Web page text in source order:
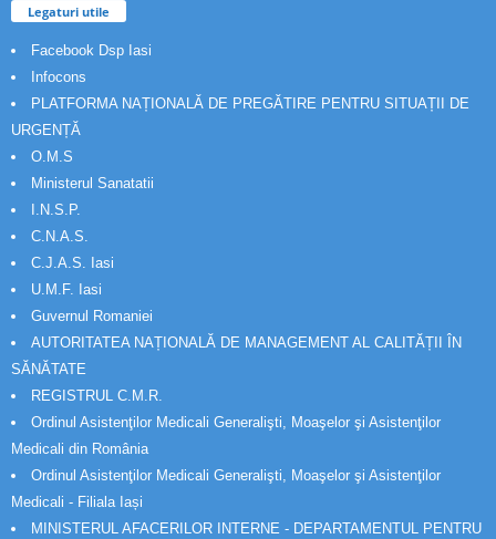
Legaturi utile
Facebook Dsp Iasi
Infocons
PLATFORMA NAȚIONALĂ DE PREGĂTIRE PENTRU SITUAȚII DE
URGENȚĂ
O.M.S
Ministerul Sanatatii
I.N.S.P.
C.N.A.S.
C.J.A.S. Iasi
U.M.F. Iasi
Guvernul Romaniei
AUTORITATEA NAȚIONALĂ DE MANAGEMENT AL CALITĂȚII ÎN
SĂNĂTATE
REGISTRUL C.M.R.
Ordinul Asistenţilor Medicali Generalişti, Moaşelor şi Asistenţilor
Medicali din România
Ordinul Asistenţilor Medicali Generalişti, Moaşelor şi Asistenţilor
Medicali - Filiala Iași
MINISTERUL AFACERILOR INTERNE - DEPARTAMENTUL PENTRU